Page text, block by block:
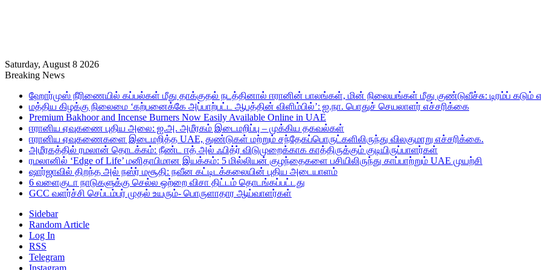
Saturday, August 8 2026
Breaking News
ஹோர்முஸ் நீரிணையில் கப்பல்கள் மீது தாக்குதல் நடத்தினால் ஈரானின் பாலங்கள், மின் நிலையங்கள் மீது குண்டுவீச்சு: டிரம்ப் கடும்
மத்திய கிழக்கு நிலைமை ‘கற்பனைக்கே அப்பாற்பட்ட ஆபத்தின் விளிம்பில்’: ஐ.நா. பொதுச் செயலாளர் எச்சரிக்கை
Premium Bakhoor and Incense Burners Now Easily Available Online in UAE
ஈரானிய ஏவுகணை புதிய அலை: ஐ.அ. அமீரகம் இடைமறிப்பு – முக்கிய தகவல்கள்
ஈரானிய ஏவுகணைகளை இடைமறித்த UAE, துண்டுகள் மற்றும் சந்தேகப்பொருட்களிலிருந்து விலகுமாறு எச்சரிக்கை.
அமீரகத்தில் ரமலான் தொடக்கம்: நீண்ட ஈத் அல் ஃபித்ர் விடுமுறைக்காக காத்திருக்கும் குடியிருப்பாளர்கள்
ரமலானில் ‘Edge of Life’ மனிதாபிமான இயக்கம்: 5 மில்லியன் குழந்தைகளை பசியிலிருந்து காப்பாற்றும் UAE முயற்சி
ஷார்ஜாவில் திறந்த அல் நஸ்ர் மசூதி: நவீன கட்டிடக்கலையின் புதிய அடையாளம்
6 வளைகுடா நாடுகளுக்கு செல்ல ஒற்றை விசா திட்டம் தொடங்கப்பட்டது
GCC வளர்ச்சி செப்டம்பர் முதல் உயரும்- பொருளாதார ஆய்வாளர்கள்
Sidebar
Random Article
Log In
RSS
Telegram
Instagram